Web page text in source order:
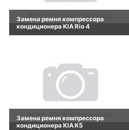
Замена ремня компрессора
кондиционера KIA Rio 4
Замена ремня компрессора
кондиционера KIA K5